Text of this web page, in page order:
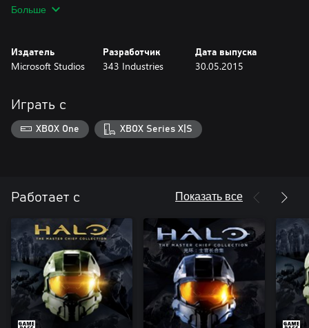
Ковенанта на 10 классических картах и освободите Новую
во власти Потопа, и попытайтесь устоять под их натиском.
 «ТЕАТР» • Записывайте яркие игровые моменты и делитесь
*Ознакомьтесь с системными требованиями, чтобы узнать, какая
минимальная конфигурация системы обеспечит оптимальную
производительность.
Больше
Издатель
Microsoft Studios
Разработчик
343 Industries
Дата выпуска
30.05.2015
Играть с
XBOX One XBOX Series X|S
Работает с Показать все